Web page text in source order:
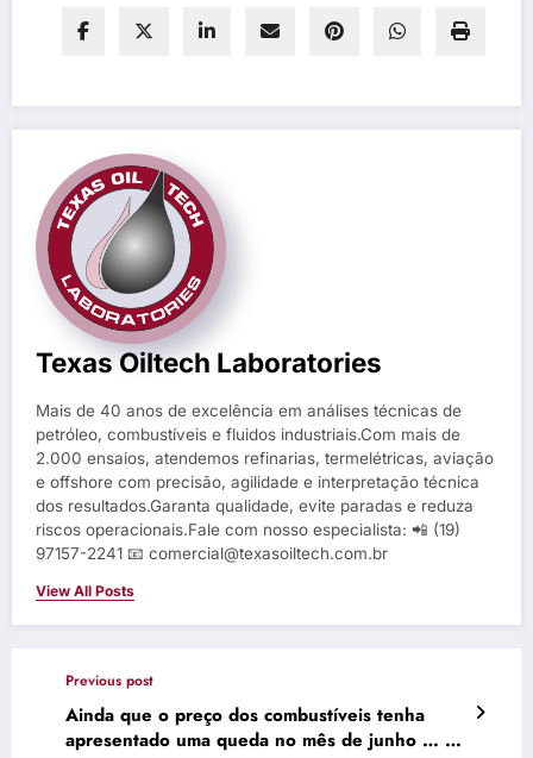
Texas Oiltech Laboratories
Mais de 40 anos de excelência em análises técnicas de
petróleo, combustíveis e fluidos industriais.Com mais de
2.000 ensaios, atendemos refinarias, termelétricas, aviação
e offshore com precisão, agilidade e interpretação técnica
dos resultados.Garanta qualidade, evite paradas e reduza
riscos operacionais.Fale com nosso especialista: 📲 (19)
97157-2241 📧 comercial@texasoiltech.com.br
View All Posts
Previous post
Ainda que o preço dos combustíveis tenha
apresentado uma queda no mês de junho … –